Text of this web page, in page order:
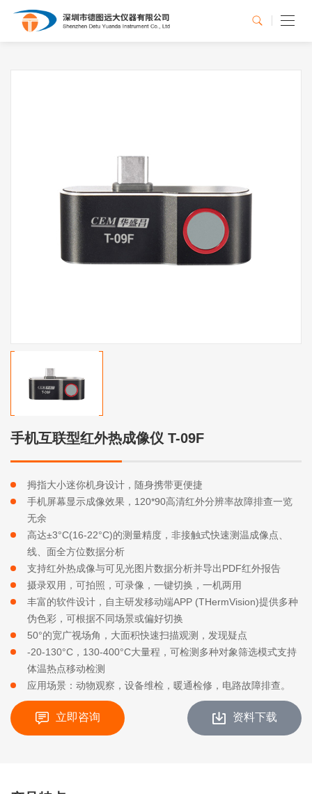
手机互联型红外热成像仪 T-09F
拇指大小迷你机身设计，随身携带更便捷
手机屏幕显示成像效果，120*90高清红外分辨率故障排查一览
无余
高达±3°C(16-22°C)的测量精度，非接触式快速测温成像点、
线、面全方位数据分析
支持红外热成像与可见光图片数据分析并导出PDF红外报告
摄录双用，可拍照，可录像，一键切换，一机两用
丰富的软件设计，自主研发移动端APP (THermVision)提供多种
伪色彩，可根据不同场景或偏好切换
50°的宽广视场角，大面积快速扫描观测，发现疑点
-20-130°C，130-400°C大量程，可检测多种对象筛选模式支持
体温热点移动检测
应用场景：动物观察，设备维检，暖通检修，电路故障排查。
立即咨询 资料下载